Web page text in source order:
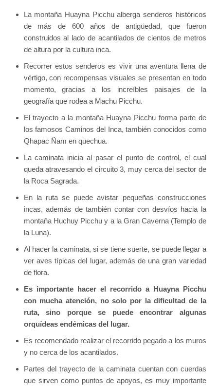
La montaña Huayna Picchu alberga senderos históricos
de más de 600 años de antigüedad, que fueron
construidos al lado de acantilados de cientos de metros
de altura por la cultura inca.
Recorrer estos senderos es vivir una aventura llena de
vértigo, con recompensas visuales se presentan en todo
momento, gracias a los increíbles paisajes de la
geografía que rodea a Machu Picchu.
El trayecto a la montaña Huayna Picchu forma parte de
los famosos Caminos del Inca, también conocidos como
Qhapac Ñam en quechua.
La caminata inicia al pasar el punto de control, el cual
queda atravesando el circuito 3, muy cerca del sector de
la Roca Sagrada.
En la ruta se puede avistar pequeñas construcciones
incas, además de también contar con desvíos hacia la
montaña Huchuy Picchu y a la Gran Caverna (Templo de
la Luna).
Al hacer la caminata, si se tiene suerte, se puede llegar a
ver aves típicas del lugar, además de una gran variedad
de flora.
Es importante hacer el recorrido a Huayna Picchu
con mucha atención, no solo por la dificultad de la
ruta, sino porque se puede encontrar algunas
orquídeas endémicas del lugar.
Es recomendado realizar el recorrido pegado a los muros
y no cerca de los acantilados.
Partes del trayecto de la caminata cuentan con cuerdas
que sirven como puntos de apoyos, es muy importante